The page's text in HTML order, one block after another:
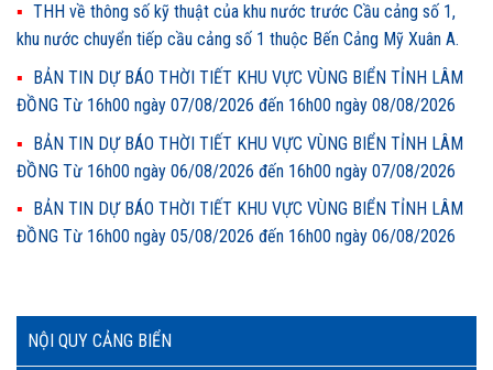
NỘI QUY CẢNG BIỂN
THH về thông số kỹ thuật của khu nước trước Cầu cảng số 1,
khu nước chuyển tiếp cầu cảng số 1 thuộc Bến Cảng Mỹ Xuân A.
BẢN TIN DỰ BÁO THỜI TIẾT KHU VỰC VÙNG BIỂN TỈNH LÂM
ĐỒNG Từ 16h00 ngày 07/08/2026 đến 16h00 ngày 08/08/2026
BẢN TIN DỰ BÁO THỜI TIẾT KHU VỰC VÙNG BIỂN TỈNH LÂM
ĐỒNG Từ 16h00 ngày 06/08/2026 đến 16h00 ngày 07/08/2026
BẢN TIN DỰ BÁO THỜI TIẾT KHU VỰC VÙNG BIỂN TỈNH LÂM
ĐỒNG Từ 16h00 ngày 05/08/2026 đến 16h00 ngày 06/08/2026